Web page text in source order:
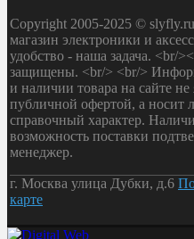
Copyright 2005-2025 ©
магазин электроники и
удобство - наша задача. <br/
защищены. <br/> <br/>
и наличии товара на сайте не
публичной офертой, а носит
справочный характер.
возможность поставки
менеджер.
г. Москва улица Дубки, д.6
карте